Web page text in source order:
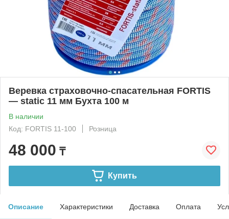
Веревка страховочно-спасательная FORTIS
— static 11 мм Бухта 100 м
В наличии
Код: FORTIS 11-100
Розница
48 000 ₸
Купить
Описание Характеристики Доставка Оплата